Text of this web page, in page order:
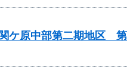
ケ原中部第二期地区